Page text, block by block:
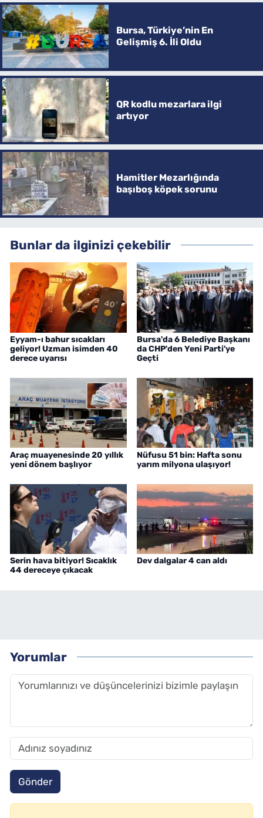
Bursa, Türkiye’nin En
Gelişmiş 6. İli Oldu
QR kodlu mezarlara ilgi
artıyor
Hamitler Mezarlığında
başıboş köpek sorunu
Bunlar da ilginizi çekebilir
Eyyam-ı bahur sıcakları
geliyor! Uzman isimden 40
derece uyarısı
Bursa'da 6 Belediye Başkanı
da CHP'den Yeni Parti'ye
Geçti
Araç muayenesinde 20 yıllık
yeni dönem başlıyor
Nüfusu 51 bin: Hafta sonu
yarım milyona ulaşıyor!
Serin hava bitiyor! Sıcaklık
44 dereceye çıkacak
Dev dalgalar 4 can aldı
Yorumlar
Gönder